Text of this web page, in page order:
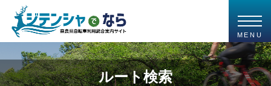
MENU
ルート検索